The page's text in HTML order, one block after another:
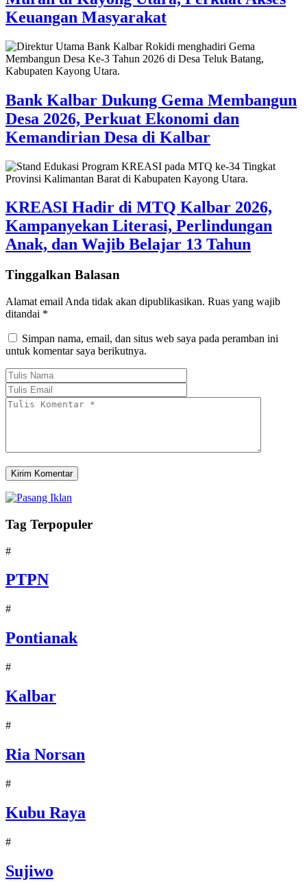
Keuangan Masyarakat
Bank Kalbar Dukung Gema Membangun
Desa 2026, Perkuat Ekonomi dan
Kemandirian Desa di Kalbar
KREASI Hadir di MTQ Kalbar 2026,
Kampanyekan Literasi, Perlindungan
Anak, dan Wajib Belajar 13 Tahun
Tinggalkan Balasan
Alamat email Anda tidak akan dipublikasikan. Ruas yang wajib
ditandai *
Simpan nama, email, dan situs web saya pada peramban ini
untuk komentar saya berikutnya.
Tag Terpopuler
#
PTPN
#
Pontianak
#
Kalbar
#
Ria Norsan
#
Kubu Raya
#
Sujiwo